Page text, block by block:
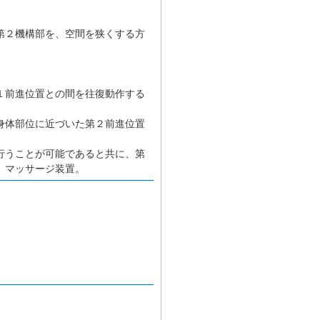
機構部を、空間を狭くする方
進位置との間を往復動作する
部位に近づいた第２前進位置
ことが可能であると共に、第
ッサージ装置。